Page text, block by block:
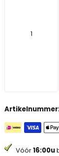
Vóór16:00u